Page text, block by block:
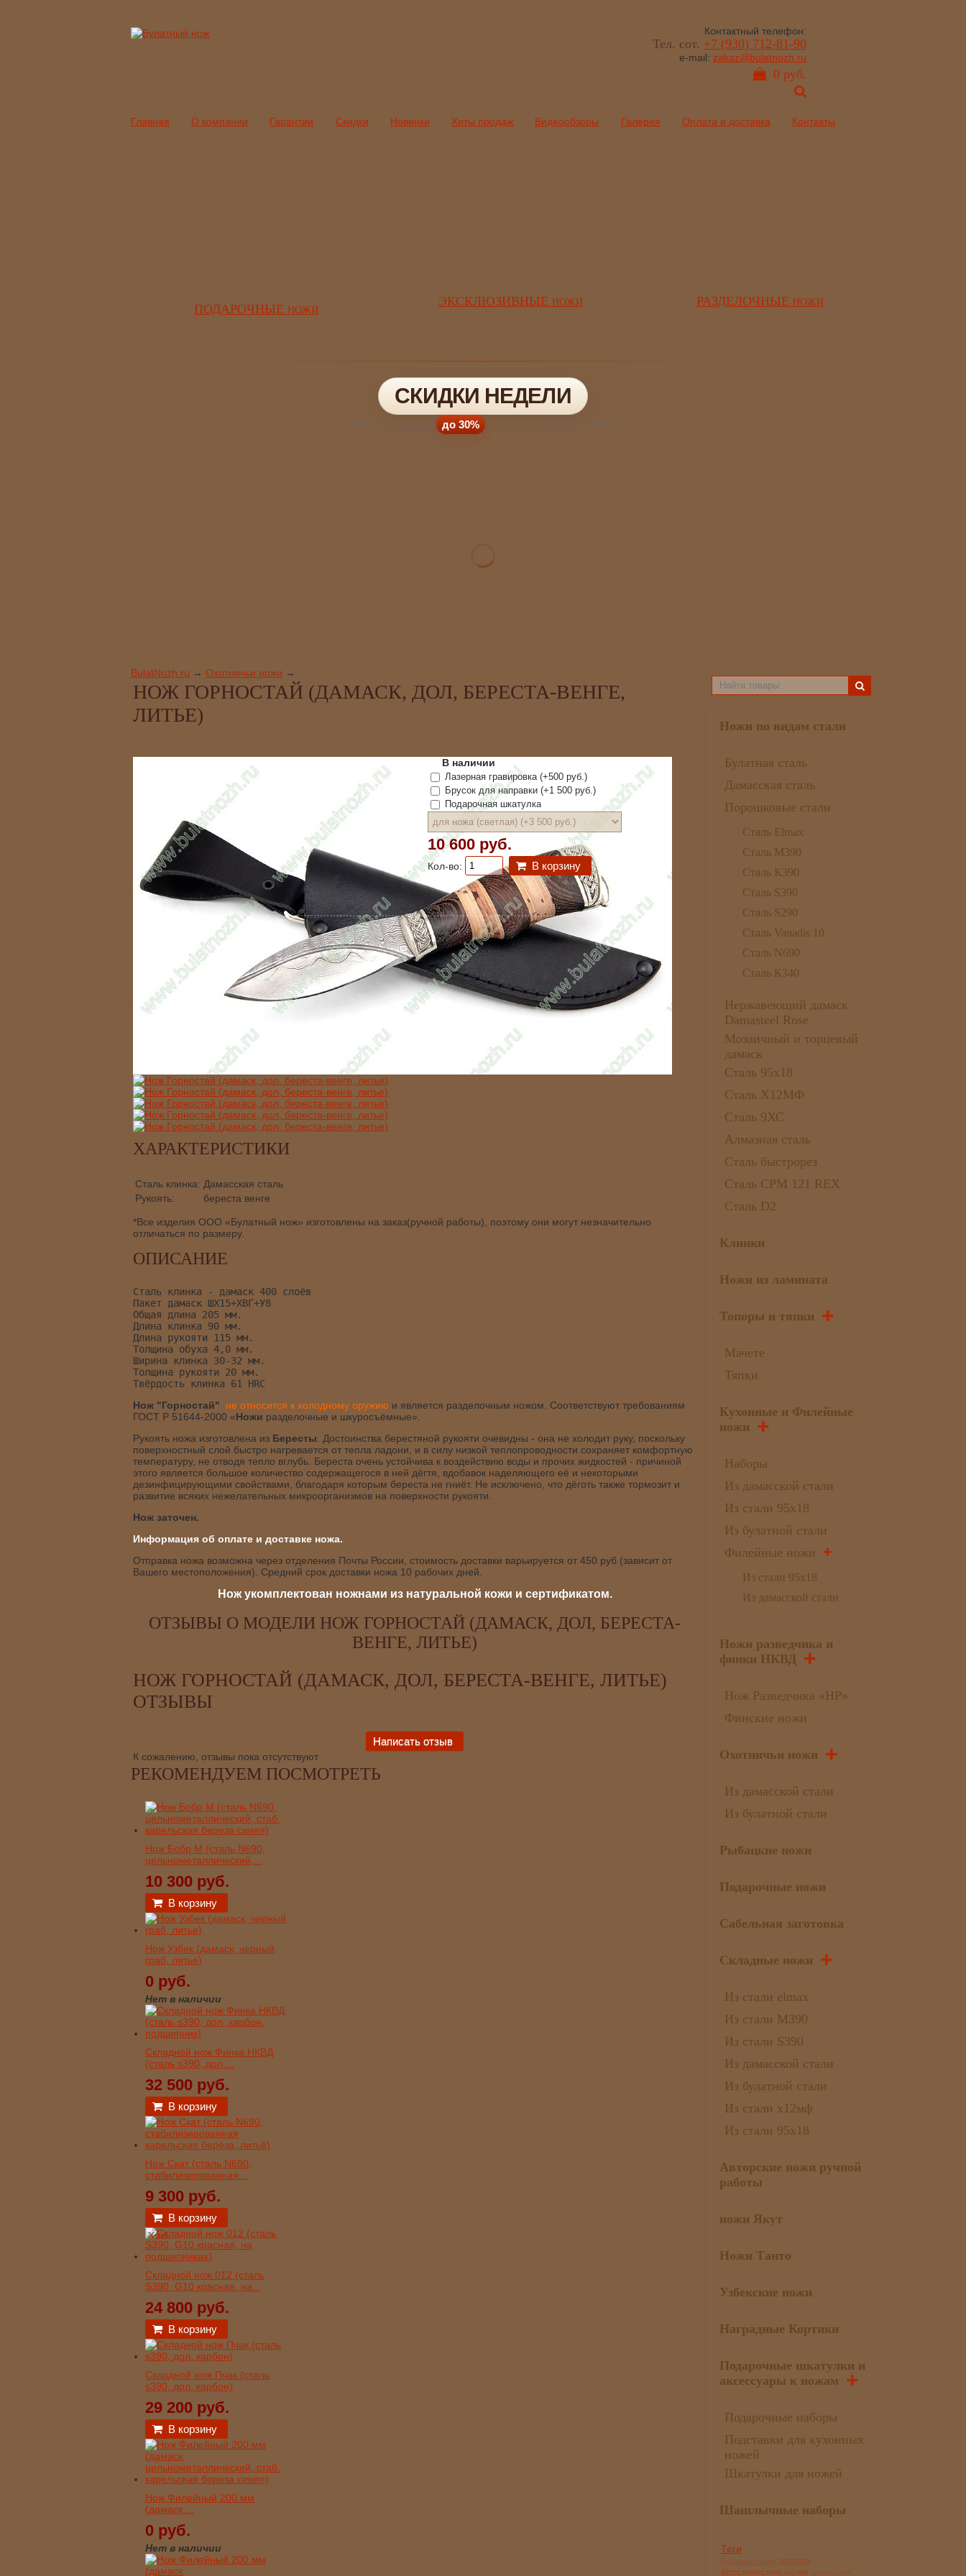
Контактный телефон:
Тел. сот. +7 (930) 712-81-90
e-mail: zakaz@bulatnozh.ru
0 руб.
Главная О компании Гарантии Скидки Новинки Хиты продаж Видеообзоры Галерея Оплата и доставка Контакты
ПОДАРОЧНЫЕ НОЖИ
ЭКСКЛЮЗИВНЫЕ НОЖИ РАЗДЕЛОЧНЫЕ НОЖИ
СКИДКИ НЕДЕЛИ
Ножи со скидкой до 30% — количество ограничено
BulatNozh.ru → Охотничьи ножи →
НОЖ ГОРНОСТАЙ (ДАМАСК, ДОЛ, БЕРЕСТА-ВЕНГЕ,
ЛИТЬЕ)
В наличии
Лазерная гравировка (+500 руб. )
Брусок для направки (+1 500 руб. )
Подарочная шкатулка
10 600 руб.
Кол-во: В корзину
ХАРАКТЕРИСТИКИ
Сталь клинка: Дамасская сталь
Рукоять:
береста венге
*Все изделия ООО «Булатный нож» изготовлены на заказ(ручной работы), поэтому они могут незначительно
отличаться по размеру.
ОПИСАНИЕ
Сталь клинка - дамаск 400 слоёв
Пакет дамаск ШХ15+ХВГ+У8
Общая длина 205 мм.
Длина клинка 90 мм.
Длина рукояти 115 мм.
Толщина обуха 4,0 мм.
Ширина клинка 30-32 мм.
Толщина рукояти 20 мм.
Твёрдость клинка 61 HRC
Нож "Горностай"
не относится к холодному оружию и является разделочным ножом. Соответствуют требованиям
ГОСТ Р 51644-2000 «Ножи разделочные и шкуросъёмные».
Рукоять ножа изготовлена из Бересты . Достоинства берестяной рукояти очевидны - она не холодит руку, поскольку
поверхностный слой быстро нагревается от тепла ладони, и в силу низкой теплопроводности сохраняет комфортную
температуру, не отводя тепло вглубь. Береста очень устойчива к воздействию воды и прочих жидкостей - причиной
этого является большое количество содержащегося в ней дёгтя, вдобавок наделяющего её и некоторыми
дезинфицирующими свойствами, благодаря которым береста не гниёт. Не исключено, что дёготь также тормозит и
развитие всяких нежелательных микроорганизмов на поверхности рукояти.
Нож заточен.
Информация об оплате и доставке ножа.
Отправка ножа возможна через отделения Почты России, стоимость доставки варьируется от 450 руб (зависит от
Вашего местоположения). Средний срок доставки ножа 10 рабочих дней.
Нож укомплектован ножнами из натуральной кожи и сертификатом.
ОТЗЫВЫ О МОДЕЛИ НОЖ ГОРНОСТАЙ (ДАМАСК, ДОЛ, БЕРЕСТА-
ВЕНГЕ, ЛИТЬЕ)
НОЖ ГОРНОСТАЙ (ДАМАСК, ДОЛ, БЕРЕСТА-ВЕНГЕ, ЛИТЬЕ)
ОТЗЫВЫ
К сожалению, отзывы пока отсутствуют
РЕКОМЕНДУЕМ ПОСМОТРЕТЬ
Нож Бобр М (сталь N690,
цельнометаллический,...
10 300 руб.
В корзину
Нож Узбек (дамаск, черный
граб, литье)
0 руб.
Нет в наличии
Складной нож Финка НКВД
(сталь s390, дол,...
32 500 руб.
В корзину
Нож Скат (сталь N690,
стабилизированная...
9 300 руб.
В корзину
Хит!
Складной нож 012 (сталь
S390, G10 красная, на...
24 800 руб.
В корзину
Складной нож Пчак (сталь
s390, дол, карбон)
29 200 руб.
В корзину
Нож Филейный 200 мм
(дамаск,...
0 руб.
Нет в наличии
Ножи по видам стали
Булатная сталь
Дамасская сталь
Порошковые стали
Сталь Elmax
Сталь М390
Сталь К390
Сталь S390
Сталь S290
Сталь Vanadis 10
Сталь N690
Сталь К340
Нержавеющий дамаск
Damasteel Rose
Мозаичный и торцевый
дамаск
Сталь 95х18
Сталь Х12МФ
Сталь 9ХС
Алмазная сталь
Сталь быстрорез
Сталь CPM 121 REX
Сталь D2
Клинки
Ножи из ламината
Топоры и тяпки +
Мачете
Тяпки
Кухонные и Филейные
ножи +
Наборы
Из дамасской стали
Из стали 95х18
Из булатной стали
Филейные ножи
+
Из стали 95х18
Из дамасской стали
Ножи разведчика и
финки НКВД +
Нож Разведчика «НР»
Финские ножи
Охотничьи ножи +
Из дамасской стали
Из булатной стали
Рыбацкие ножи
Подарочные ножи
Сабельная заготовка
Складные ножи +
Из стали elmax
Из стали М390
Из стали S390
Из дамасской стали
Из булатной стали
Из стали х12мф
Из стали 95х18
Авторские ножи ручной
работы
ножи Якут
Ножи Танто
Узбекские ножи
Наградные Кортики
Подарочные шкатулки и
аксессуары к ножам +
Подарочные наборы
Подставки для кухонных
ножей
Шкатулки для ножей
Шашлычные наборы
Теги
ворсма
ворсменские ножи